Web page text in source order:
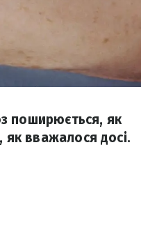
поширюється, як
як вважалося досі.